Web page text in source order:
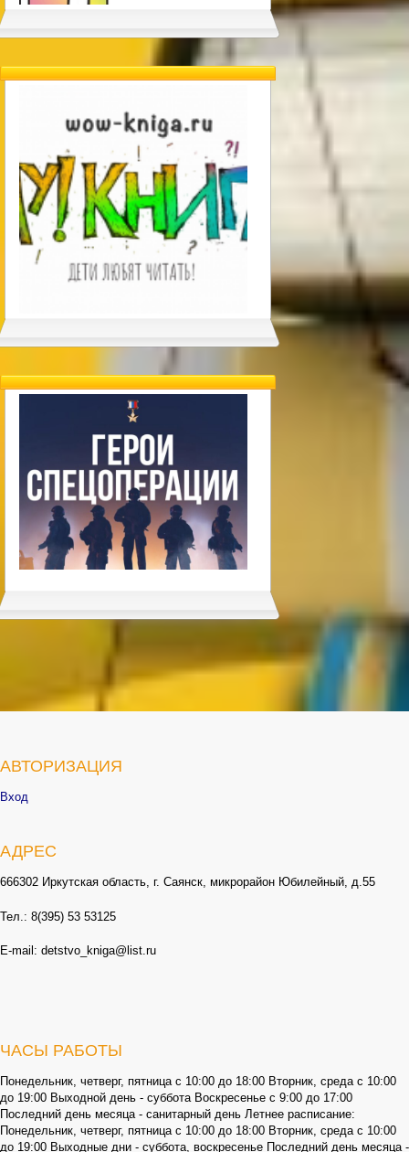
АВТОРИЗАЦИЯ
Вход
АДРЕС
666302 Иркутская область, г. Саянск, микрорайон Юбилейный, д.55
Тел.: 8(395) 53 53125
E-mail: detstvo_kniga@list.ru
ЧАСЫ РАБОТЫ
Понедельник, четверг, пятница с 10:00 до 18:00 Вторник, среда с 10:00
до 19:00 Выходной день - суббота Воскресенье с 9:00 до 17:00
Последний день месяца - санитарный день Летнее расписание:
Понедельник, четверг, пятница с 10:00 до 18:00 Вторник, среда с 10:00
до 19:00 Выходные дни - суббота, воскресенье Последний день месяца -